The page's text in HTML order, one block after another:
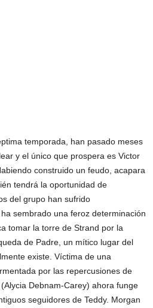
temporada, han pasado meses
y el único que prospera es Victor
construido un feudo, acapara
tendrá la oportunidad de
del grupo han sufrido
sembrado una feroz determinación
tomar la torre de Strand por la
de Padre, un mítico lugar del
existe. Víctima de una
por las repercusiones de
Debnam-Carey) ahora funge
seguidores de Teddy. Morgan